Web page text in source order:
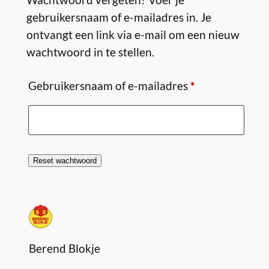
gebruikersnaam of e-mailadres in. Je
ontvangt een link via e-mail om een nieuw
wachtwoord in te stellen.
Gebruikersnaam of e-mailadres *Vereist
Reset wachtwoord
Berend Blokje